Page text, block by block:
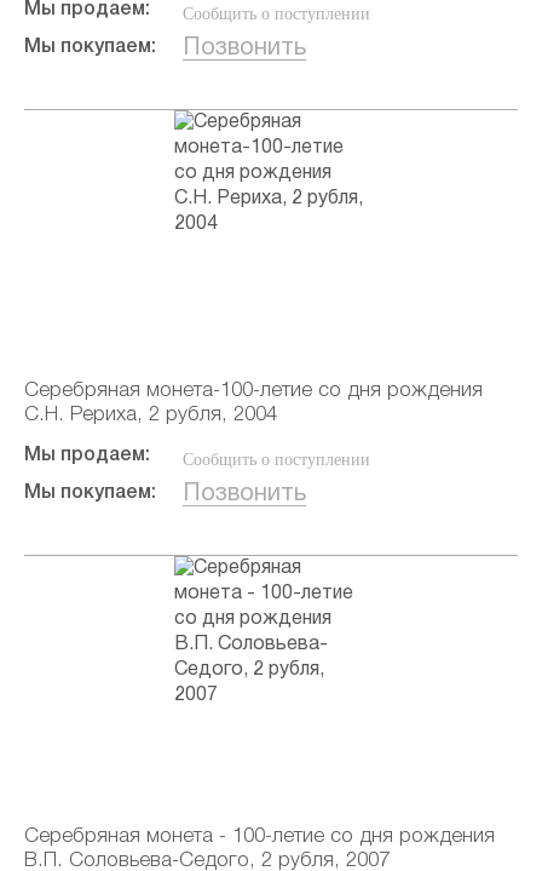
Мы продаем: Сообщить о поступлении
Мы покупаем: Позвонить
Серебряная монета-100-летие со дня рождения
С.Н. Рериха, 2 рубля, 2004
Мы продаем: Сообщить о поступлении
Мы покупаем: Позвонить
Серебряная монета - 100-летие со дня рождения
В.П. Соловьева-Седого, 2 рубля, 2007